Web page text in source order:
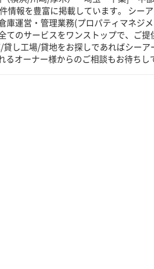
報を豊富に掲載しています。 シー
運営・管理業務(プロパティマネジ
のサービスをワンストップで、ご
し工場/貸地をお探しであればシーア
オーナー様からのご相談もお待ちし